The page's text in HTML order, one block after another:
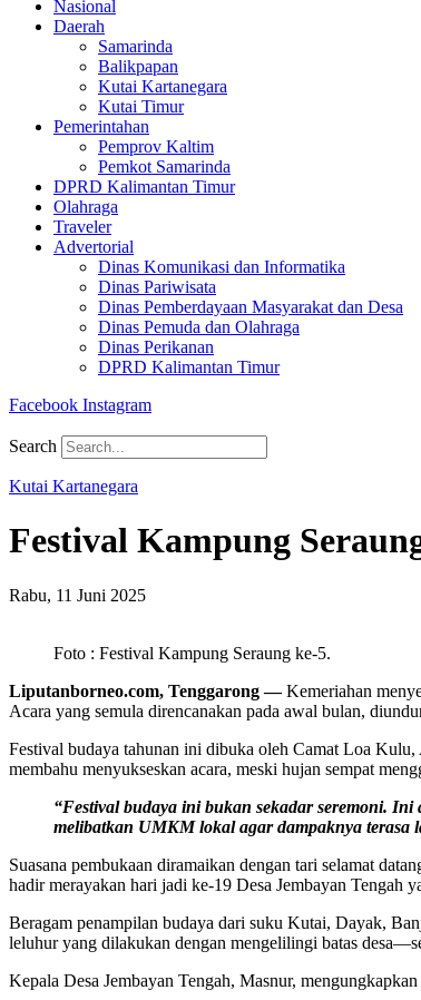
Nasional
Daerah
Samarinda
Balikpapan
Kutai Kartanegara
Kutai Timur
Pemerintahan
Pemprov Kaltim
Pemkot Samarinda
DPRD Kalimantan Timur
Olahraga
Traveler
Advertorial
Dinas Komunikasi dan Informatika
Dinas Pariwisata
Dinas Pemberdayaan Masyarakat dan Desa
Dinas Pemuda dan Olahraga
Dinas Perikanan
DPRD Kalimantan Timur
Facebook Instagram
Search
Kutai Kartanegara
Festival Kampung
Rabu, 11 Juni 2025
Foto : Festival Kampung Seraung ke-5.
Liputanborneo.com, Tenggarong —Kemeriahan
Acara yang semula direncanakan pada awal bulan,
Festival budaya tahunan ini dibuka oleh Camat Loa Kulu,
membahu menyukseskan acara, meski hujan sempat
“Festival budaya ini bukan sekadar seremoni.
melibatkan UMKM lokal agar dampaknya terasa
Suasana pembukaan diramaikan dengan tari selamat
hadir merayakan hari jadi ke-19 Desa Jembayan Tengah
Beragam penampilan budaya dari suku Kutai, Dayak,
leluhur yang dilakukan dengan mengelilingi batas
Kepala Desa Jembayan Tengah, Masnur,